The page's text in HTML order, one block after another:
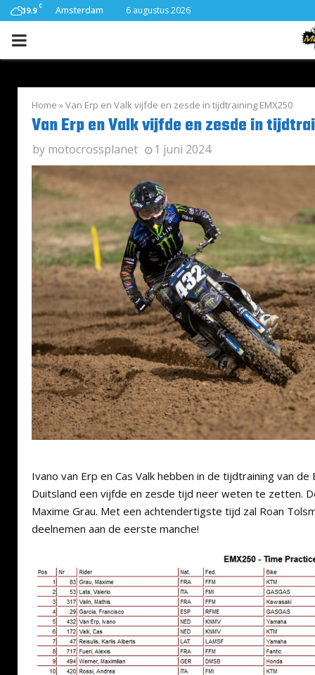
19.9 C Amsterdam 6 augustus 2026
PRIMARY
Home »Van Erp en Valk vijfde en zesde in tijdtraining EMX250
Van Erp en Valk vijfde en zesde in
by motocrossplanet 1 juni 2024
Ivano van Erp en Cas Valk hebben in de tijdtraining van de
Duitsland een vijfde en zesde tijd neer weten te zetten.
Maxime Grau. Met een achtendertigste tijd zal Roan
deelnemen aan de eerste manche!